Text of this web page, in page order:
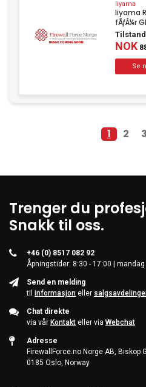
Iiyama
Iiyama
fÃƒÂ¼r
NOK
1 2 3
Trenger du
Snakk til oss.
+46 (0) 8517 082 92
Åpningstider: 8:30 - 17:00 |
Send en melding
til informasjon eller
Chat direkte
via vår Kontakt eller via Webchat
Adresse
FirewallForce.no Norge AB, Biskop
0185 Oslo, Norway